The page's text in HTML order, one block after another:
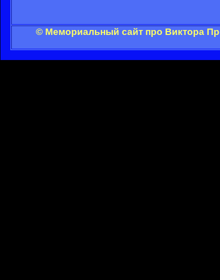
© Мемориальный сайт про Виктора